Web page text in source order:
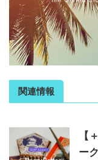
関連情報
【
ー